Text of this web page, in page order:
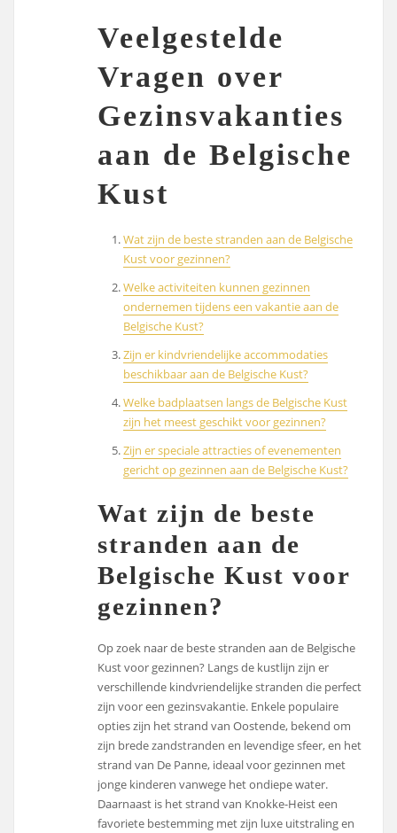
Veelgestelde
Vragen over
Gezinsvakanties
aan de Belgische
Kust
Wat zijn de beste stranden aan de Belgische
Kust voor gezinnen?
Welke activiteiten kunnen gezinnen
ondernemen tijdens een vakantie aan de
Belgische Kust?
Zijn er kindvriendelijke accommodaties
beschikbaar aan de Belgische Kust?
Welke badplaatsen langs de Belgische Kust
zijn het meest geschikt voor gezinnen?
Zijn er speciale attracties of evenementen
gericht op gezinnen aan de Belgische Kust?
Wat zijn de beste
stranden aan de
Belgische Kust voor
gezinnen?
Op zoek naar de beste stranden aan de Belgische
Kust voor gezinnen? Langs de kustlijn zijn er
verschillende kindvriendelijke stranden die perfect
zijn voor een gezinsvakantie. Enkele populaire
opties zijn het strand van Oostende, bekend om
zijn brede zandstranden en levendige sfeer, en het
strand van De Panne, ideaal voor gezinnen met
jonge kinderen vanwege het ondiepe water.
Daarnaast is het strand van Knokke-Heist een
favoriete bestemming met zijn luxe uitstraling en